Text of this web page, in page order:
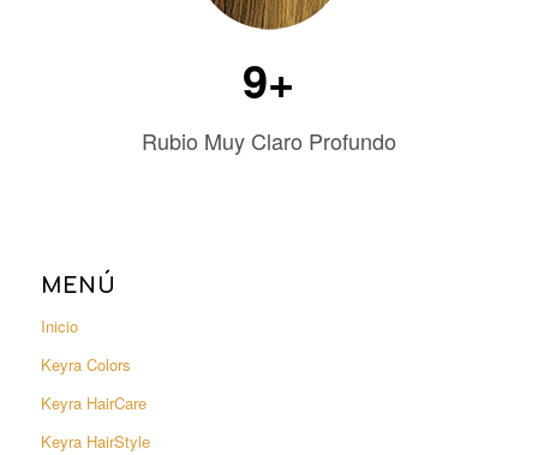
9+
Rubio Muy Claro Profundo
MENÚ
Inicio
Keyra Colors
Keyra HairCare
Keyra HairStyle